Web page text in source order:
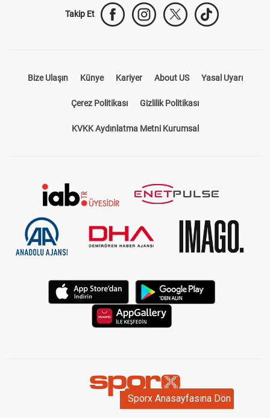
Sporx Anasayfasına Dön
Sporx Anasayfasına Dön
Takip Et
Bize Ulaşın Künye Kariyer About US Yasal Uyarı
Çerez Politikası Gizlilik Politikası
KVKK Aydınlatma Metni Kurumsal